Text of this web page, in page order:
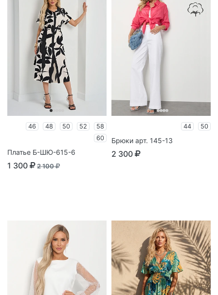
46 48 50 52
58
60
Платье Б-ШЮ-615-6
1 300 2 100
44 50
Брюки арт. 145-13
2 300